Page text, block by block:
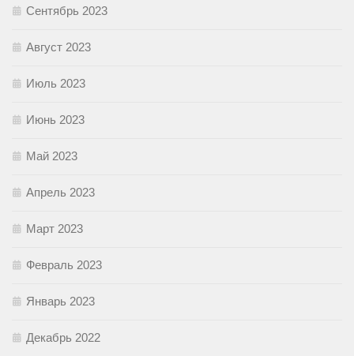
Сентябрь 2023
Август 2023
Июль 2023
Июнь 2023
Май 2023
Апрель 2023
Март 2023
Февраль 2023
Январь 2023
Декабрь 2022